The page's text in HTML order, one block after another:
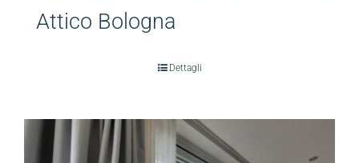
Attico Bologna
Dettagli